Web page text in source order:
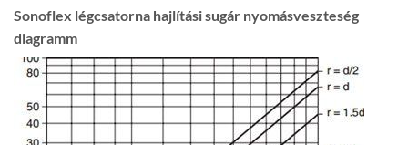
Sonoflex légcsatorna hajlítási sugár nyomásveszteség
diagramm